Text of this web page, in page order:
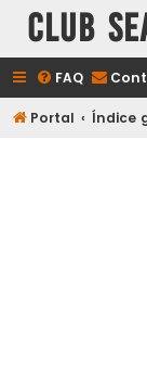
Club
FAQ
Portal Índice